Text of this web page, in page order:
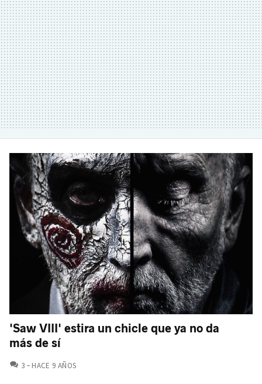
'Saw VIII' estira un chicle que ya no da
más de sí
3 COMENTARIOS
HACE 9 AÑOS